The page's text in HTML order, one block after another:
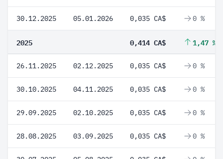
30.12.2025 05.01.2026 0,035 CA$ 0 %
2025 0,414 CA$ 1,47 %
26.11.2025 02.12.2025 0,035 CA$ 0 %
30.10.2025 04.11.2025 0,035 CA$ 0 %
29.09.2025 02.10.2025 0,035 CA$ 0 %
28.08.2025 03.09.2025 0,035 CA$ 0 %